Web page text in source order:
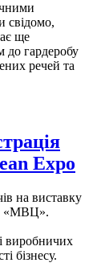
свідомо,
ще
до гардеробу
речей та
Expo
на виставку
«МВЦ».
виробничих
бізнесу.